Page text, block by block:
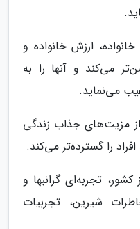
ارزش خانواده و
می‌کند و آنها را به
می‌نماید.
مزیت‌های جذاب زندگی
را گسترده‌تر می‌کند.
تجربه‌ای گرانبها و
شیرین، تجربیات